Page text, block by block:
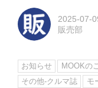
2025-07-
販売部
お知らせ
MOOKの
その他-クルマ誌
モ